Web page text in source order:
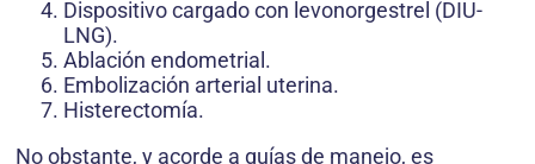
Dispositivo cargado con levonorgestrel (DIU-
LNG).
Ablación endometrial.
Embolización arterial uterina.
Histerectomía.
No obstante, y acorde a guías de manejo, es